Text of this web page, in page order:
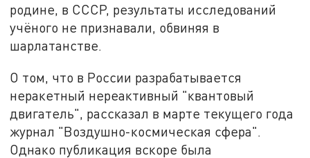
родине, в СССР, результаты исследований
учёного не признавали, обвиняя в
шарлатанстве.
О том, что в России разрабатывается
неракетный нереактивный "квантовый
двигатель", рассказал в марте текущего года
журнал "Воздушно-космическая сфера".
Однако публикация вскоре была